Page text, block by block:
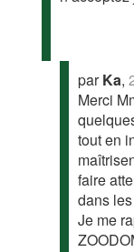
parKa,
Merci
tout en
faire
dans
Je me